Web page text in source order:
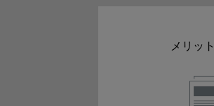
メリット